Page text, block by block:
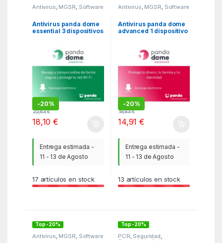
Antivirus, MGSR, Software
Antivirus panda dome
essential 3 dispositivos
-20%
22,63€
18,10€
Entrega estimada -
11 - 13 de Agosto
17 artículos en stock
Antivirus, MGSR, Software
Antivirus panda dome
advanced 1 dispositivo
-20%
18,63€
14,91€
Entrega estimada -
11 - 13 de Agosto
13 artículos en stock
Top -20%
Antivirus, MGSR, Software
Top -20%
PCR, Seguridad,